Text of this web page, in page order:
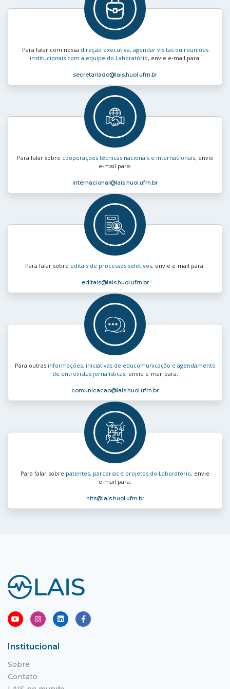
Para falar com nossa direção executiva, agendar visitas ou reuniões
institucionais com a equipe do Laboratório, envie e‑mail para:
secretariado@lais.huol.ufrn.br
Para falar sobre cooperações técnicas nacionais e internacionais, envie
e‑mail para:
internacional@lais.huol.ufrn.br
Para falar sobre editais de processos seletivos, envie e‑mail para:
editais@lais.huol.ufrn.br
Para outras informações, iniciativas de educomunicação e agendamento
de entrevistas jornalísticas, envie e‑mail para:
comunicacao@lais.huol.ufrn.br
Para falar sobre patentes, parcerias e projetos do Laboratório, envie
e‑mail para:
nits@lais.huol.ufrn.br
Institucional
Sobre
Contato